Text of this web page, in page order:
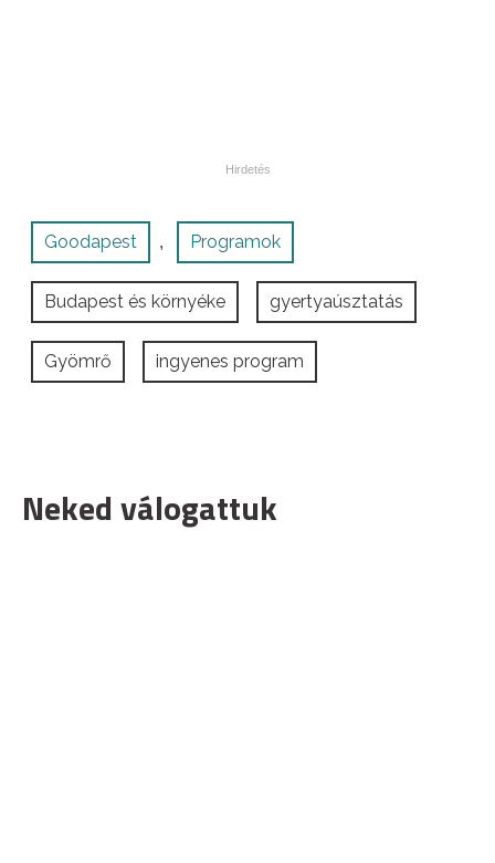
Goodapest , Programok
Budapest és környéke gyertyaúsztatás
Gyömrő ingyenes program
Neked válogattuk